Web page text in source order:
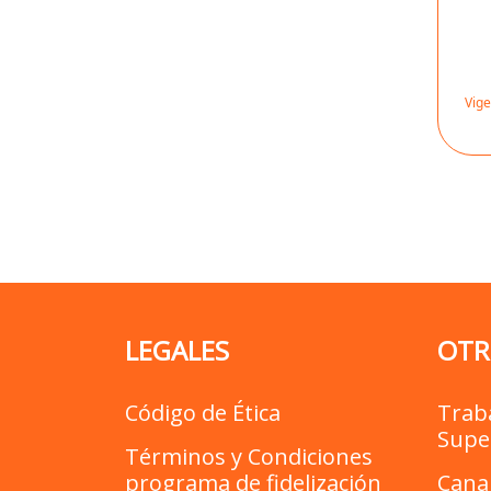
LEGALES
Código de Ética
Términos y Condiciones
programa de fidelización